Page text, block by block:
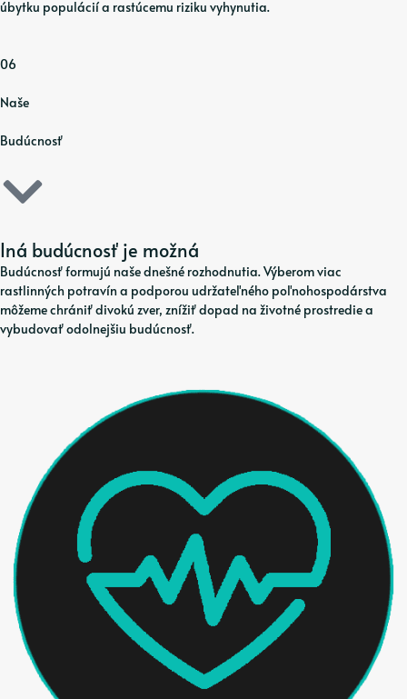
úbytku populácií a rastúcemu riziku vyhynutia.
06
Naše
Budúcnosť
Iná budúcnosť je možná
Budúcnosť formujú naše dnešné rozhodnutia. Výberom viac
rastlinných potravín a podporou udržateľného poľnohospodárstva
môžeme chrániť divokú zver, znížiť dopad na životné prostredie a
vybudovať odolnejšiu budúcnosť.